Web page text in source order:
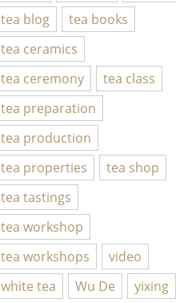
tea blog
tea books
tea ceramics
tea ceremony
tea class
tea preparation
tea production
tea properties
tea shop
tea tastings
tea workshop
tea workshops
video
white tea
Wu De
yixing